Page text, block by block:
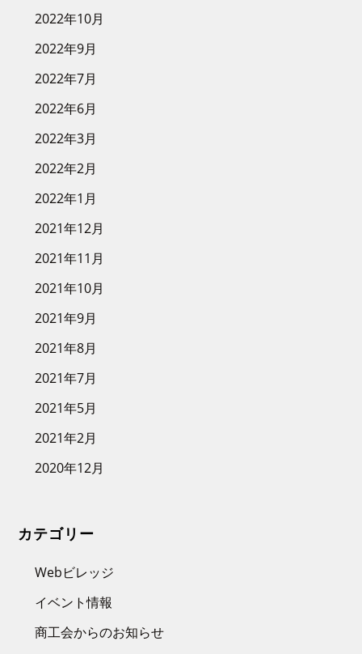
2022年10月
2022年9月
2022年7月
2022年6月
2022年3月
2022年2月
2022年1月
2021年12月
2021年11月
2021年10月
2021年9月
2021年8月
2021年7月
2021年5月
2021年2月
2020年12月
カテゴリー
Webビレッジ
イベント情報
商工会からのお知らせ